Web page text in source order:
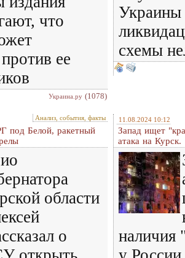
что
ее
Украина.ру (1078)
Украины
схемы
Анализ, события, факты
под Белой, ракетный
области
о
11.08.2024 10:12
Запад ищет
атака на Курск.
наличия